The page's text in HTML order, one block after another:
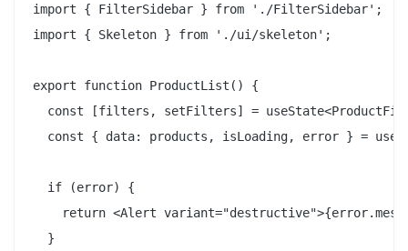
import { FilterSidebar } from './FilterSidebar';
import { Skeleton } from './ui/skeleton';
export function ProductList() {
const [filters, setFilters] =
const { data: products, isLoading, error } =
  if (error) {
return <Alert
  }